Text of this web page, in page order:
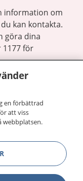
information om
kan kontakta.
göra dina
1177 för
Visa
en förbättrad
att viss
webbplatsen.